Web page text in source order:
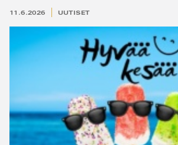
11.6.2026 UUTISET